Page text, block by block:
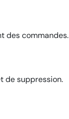
des commandes.
de suppression.